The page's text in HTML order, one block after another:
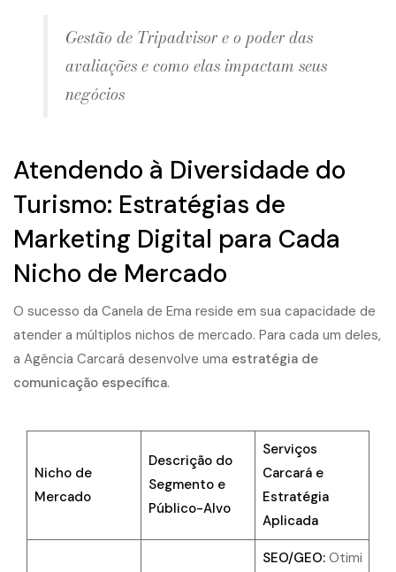
Gestão de Tripadvisor e o poder das
avaliações e como elas impactam seus
negócios
Atendendo à Diversidade do
Turismo: Estratégias de
Marketing Digital para Cada
Nicho de Mercado
O sucesso da Canela de Ema reside em sua capacidade de
atender a múltiplos nichos de mercado. Para cada um deles,
a Agência Carcará desenvolve uma estratégia de
comunicação específica.
Nicho de
Mercado
Descrição do
Segmento e
Público-Alvo
Serviços
Carcará e
Estratégia
Aplicada
SEO/GEO:Otimi